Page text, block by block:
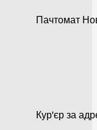
Пачтомат
Кур'єр за